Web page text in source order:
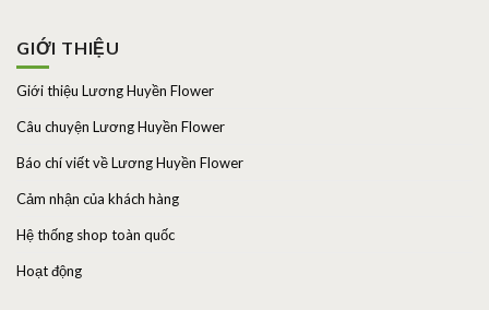
GIỚI THIỆU
Giới thiệu Lương Huyền Flower
Câu chuyện Lương Huyền Flower
Báo chí viết về Lương Huyền Flower
Cảm nhận của khách hàng
Hệ thống shop toàn quốc
Hoạt động